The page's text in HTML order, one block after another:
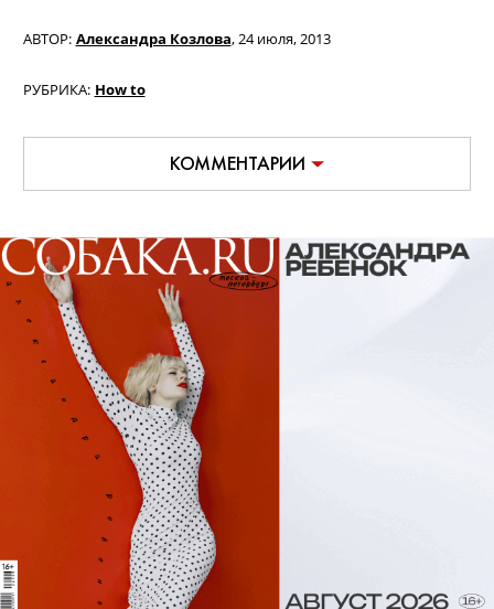
АВТОР: Александра Козлова,24 июля, 2013
РУБРИКА: How to
КОММЕНТАРИИ